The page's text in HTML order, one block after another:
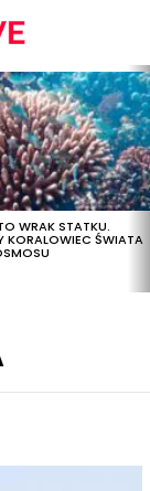
WRAK STATKU.
KORALOWIEC ŚWIATA